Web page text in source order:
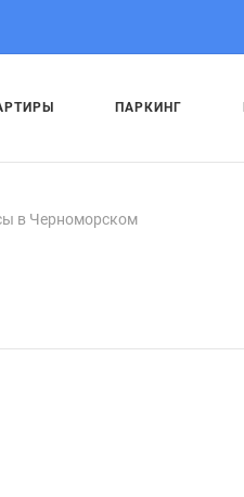
ПАРКИНГ
в Черноморском